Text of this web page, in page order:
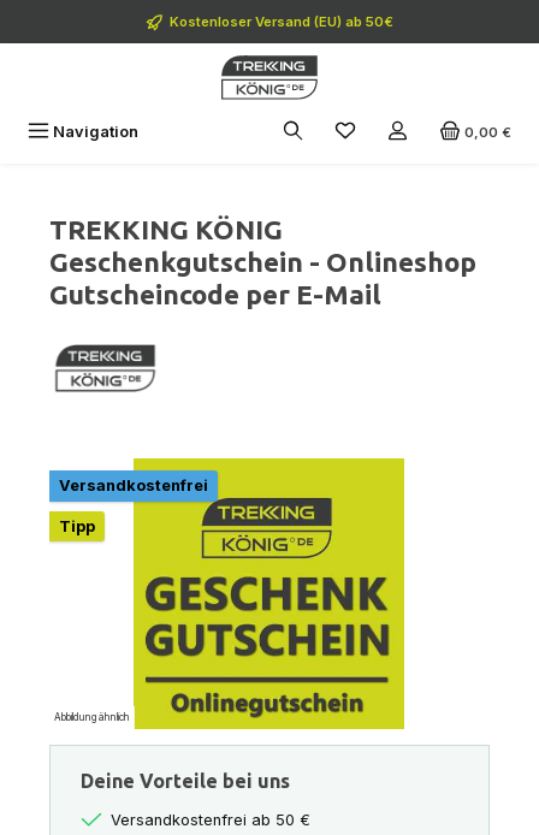
Zum Hauptinhalt springenKostenloser Versand (EU) ab 50€
Navigation 0,00 €
TREKKING KÖNIG
Geschenkgutschein - Onlineshop
Gutscheincode per E-Mail
Bildergalerie überspringen
Versandkostenfrei
Tipp
Abbildung ähnlich
Deine Vorteile bei uns
Versandkostenfrei ab 50 €